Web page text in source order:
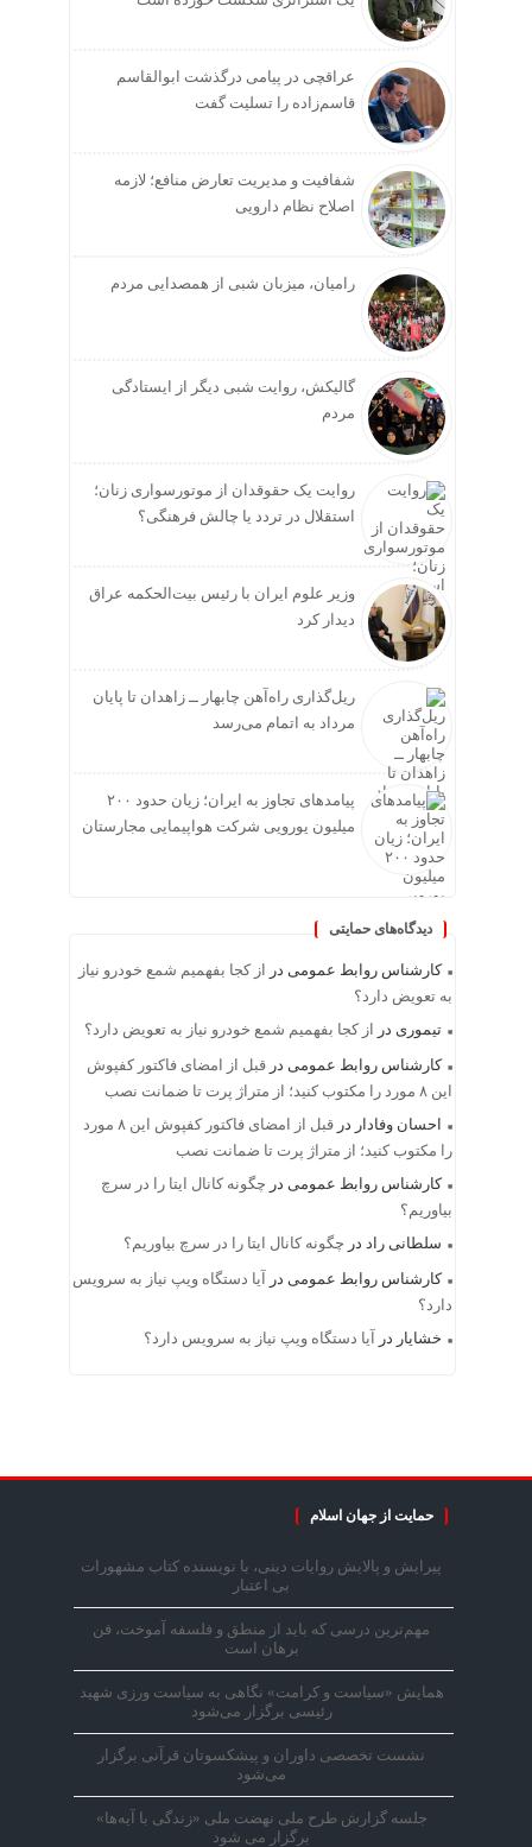
عراقچی در پیامی درگذشت ابوالقاسم
قاسم‌زاده را تسلیت گفت
شفافیت و مدیریت تعارض منافع؛ لازمه
اصلاح نظام دارویی
رامیان، میزبان شبی از همصدایی مردم
گالیکش، روایت شبی دیگر از ایستادگی
مردم
روایت یک حقوقدان از موتورسواری زنان؛
استقلال در تردد یا چالش فرهنگی؟
وزیر علوم ایران با رئیس بیت‌الحکمه عراق
دیدار کرد
ریل‌گذاری راه‌آهن چابهار ــ زاهدان تا پایان
مرداد به اتمام می‌رسد
پیامدهای تجاوز به ایران؛ زیان حدود ۲۰۰
میلیون یورویی شرکت هواپیمایی مجارستان
دیدگاه‌های حمایتی
کارشناس روابط عمومی در
از کجا بفهمیم شمع خودرو نیاز
به تعویض دارد؟
تیموری در
از کجا بفهمیم شمع خودرو نیاز به تعویض دارد؟
کارشناس روابط عمومی در قبل از امضای فاکتور کفپوش
این ۸ مورد را مکتوب کنید؛ از متراژ پرت تا ضمانت نصب
احسان وفادار در
قبل از امضای فاکتور کفپوش این ۸ مورد
را مکتوب کنید؛ از متراژ پرت تا ضمانت نصب
کارشناس روابط عمومی در چگونه کانال ایتا را در سرچ
بیاوریم؟
سلطانی راد در چگونه کانال ایتا را در سرچ بیاوریم؟
کارشناس روابط عمومی در
آیا دستگاه ویپ نیاز به سرویس
دارد؟
خشایار در آیا دستگاه ویپ نیاز به سرویس دارد؟
حمایت از جهان اسلام
پیرایش و پالایش روایات دینی، با نویسنده کتاب مشهورات
بی اعتبار
مهم‌ترین درسی که باید از منطق و فلسفه آموخت، فن
برهان است
همایش «سیاست و کرامت» نگاهی به سیاست ورزی شهید
رئیسی برگزار می‌شود
نشست تخصصی داوران و پیشکسوتان قرآنی برگزار
می‌شود
جلسه گزارش طرح ملی نهضت ملی «زندگی با آیه‌ها»
برگزار می شود